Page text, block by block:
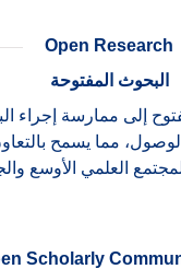
Open Research
البحوث المفتوحة
إلى ممارسة إجراء
مما يسمح بالتعاون
العلمي الأوسع
Scholarly